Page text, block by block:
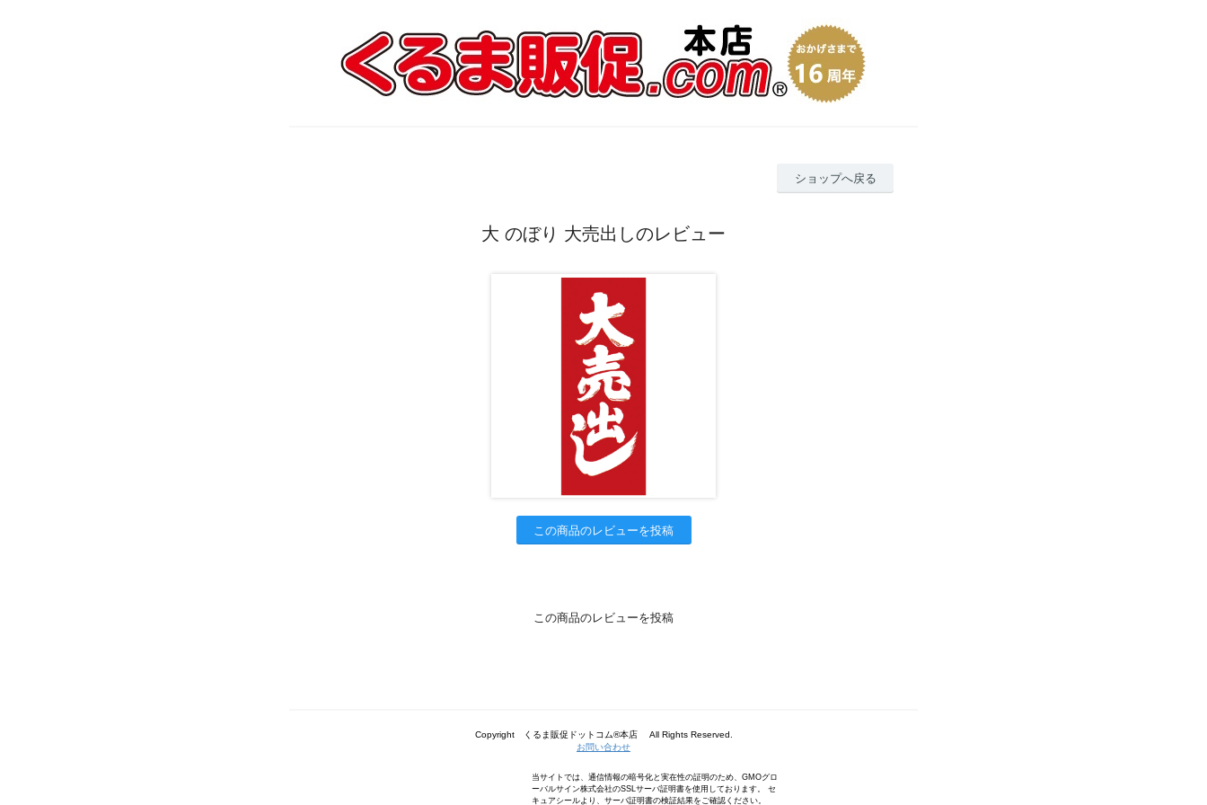
ショップへ戻る
大 のぼり 大売出しのレビュー
この商品のレビューを投稿
この商品のレビューを投稿
Copyright くるま販促ドットコム®本店 All Rights Reserved.
お問い合わせ
当サイトでは、通信情報の暗号化と実在性の証明のため、GMOグロ
ーバルサイン株式会社のSSLサーバ証明書を使用しております。 セ
キュアシールより、サーバ証明書の検証結果をご確認ください。